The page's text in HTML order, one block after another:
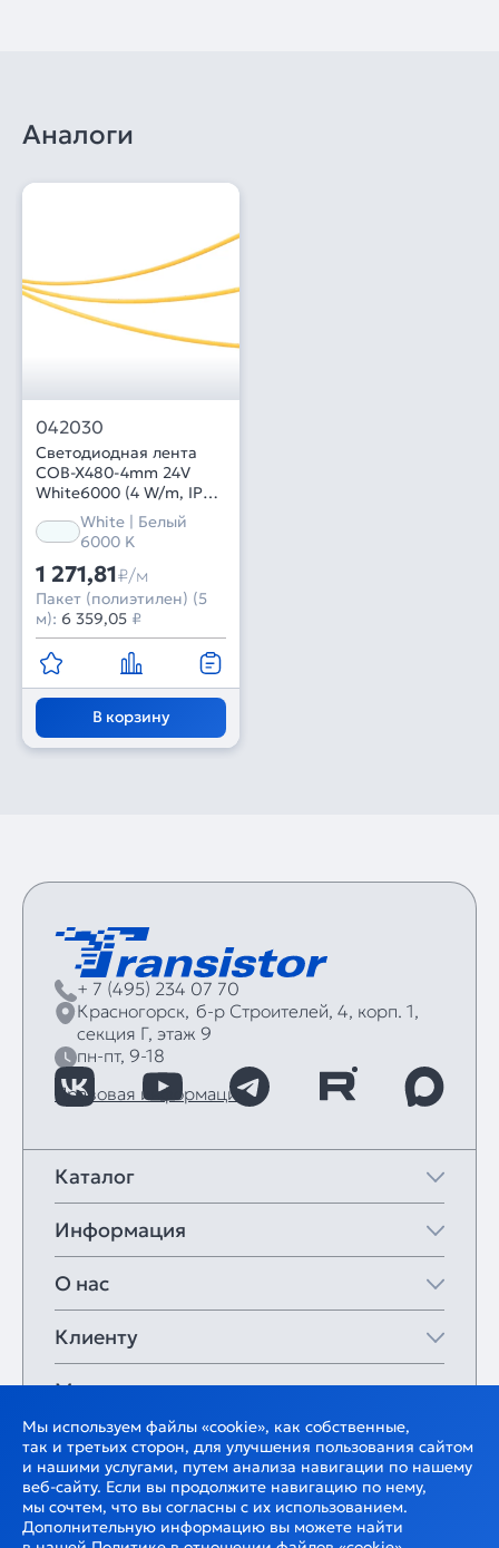
Аналоги
042030
Светодиодная лента
COB-X480-4mm 24V
White6000 (4 W/m, IP20,
CSP, 5m) (Arlight, -)
White | Белый
6000 K
1 271,81₽/м
Пакет (полиэтилен) (5
м): 6 359,05 ₽
В корзину
+ 7 (495) 234 07 70
Красногорск, б‑р Строителей, 4, корп. 1,
секция Г, этаж 9
пн-пт, 9-18
Правовая информация
Каталог
Информация
О нас
Клиенту
Мои закладки
Мы используем файлы «cookie», как собственные,
так и третьих сторон, для улучшения пользования сайтом
и нашими услугами, путем анализа навигации по нашему
веб-сайту. Если вы продолжите навигацию по нему,
мы сочтем, что вы согласны с их использованием.
Дополнительную информацию вы можете найти